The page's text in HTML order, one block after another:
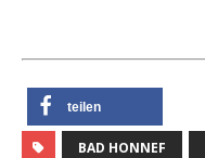
teilen
BAD HONNEF